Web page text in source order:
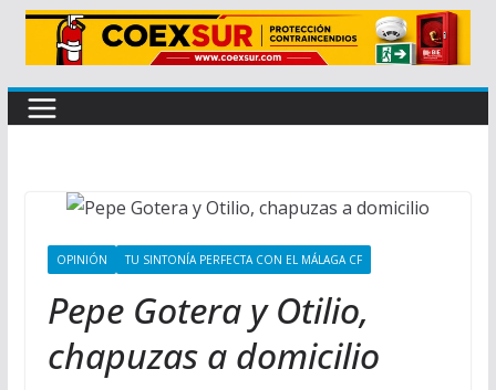
OPINIÓN TU SINTONÍA PERFECTA CON EL MÁLAGA CF
Pepe Gotera y Otilio,
chapuzas a domicilio